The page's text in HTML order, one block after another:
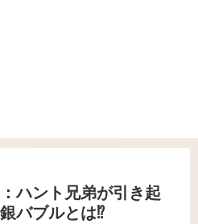
ハント兄弟が引き起
バブルとは⁉️